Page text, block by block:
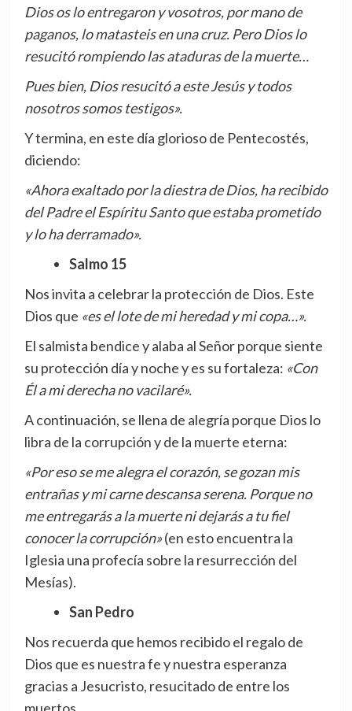
Dios os lo entregaron y vosotros, por mano de
paganos, lo matasteis en una cruz. Pero Dios lo
resucitó rompiendo las ataduras de la muerte…
Pues bien, Dios resucitó a este Jesús y todos
nosotros somos testigos».
Y termina, en este día glorioso de Pentecostés,
diciendo:
«Ahora exaltado por la diestra de Dios, ha recibido
del Padre el Espíritu Santo que estaba prometido
y lo ha derramado».
Salmo 15
Nos invita a celebrar la protección de Dios. Este
Dios que «es el lote de mi heredad y mi copa…».
El salmista bendice y alaba al Señor porque siente
su protección día y noche y es su fortaleza: «Con
Él a mi derecha no vacilaré».
A continuación, se llena de alegría porque Dios lo
libra de la corrupción y de la muerte eterna:
«Por eso se me alegra el corazón, se gozan mis
entrañas y mi carne descansa serena. Porque no
me entregarás a la muerte ni dejarás a tu fiel
conocer la corrupción»(en esto encuentra la
Iglesia una profecía sobre la resurrección del
Mesías).
San Pedro
Nos recuerda que hemos recibido el regalo de
Dios que es nuestra fe y nuestra esperanza
gracias a Jesucristo, resucitado de entre los